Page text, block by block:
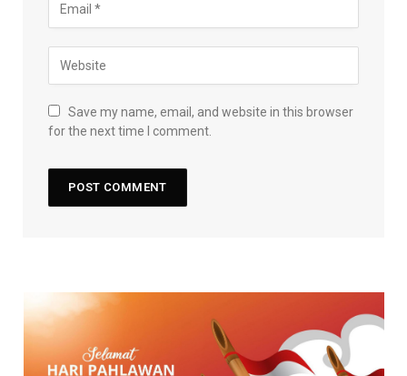
Save my name, email, and website in this browser
for the next time I comment.